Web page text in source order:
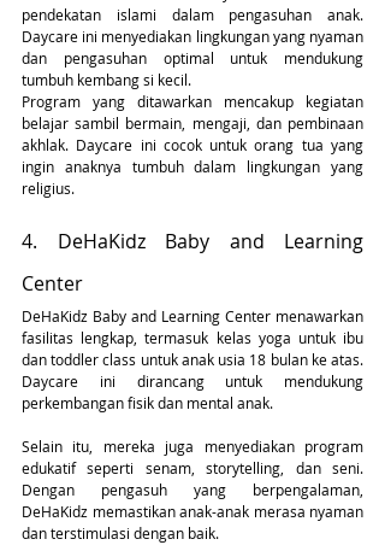
pendekatan islami dalam pengasuhan anak.
Daycare ini menyediakan lingkungan yang nyaman
dan pengasuhan optimal untuk mendukung
tumbuh kembang si kecil.
Program yang ditawarkan mencakup kegiatan
belajar sambil bermain, mengaji, dan pembinaan
akhlak. Daycare ini cocok untuk orang tua yang
ingin anaknya tumbuh dalam lingkungan yang
religius.
4. DeHaKidz Baby and Learning
Center
DeHaKidz Baby and Learning Center menawarkan
fasilitas lengkap, termasuk kelas yoga untuk ibu
dan toddler class untuk anak usia 18 bulan ke atas.
Daycare ini dirancang untuk mendukung
perkembangan fisik dan mental anak.
Selain itu, mereka juga menyediakan program
edukatif seperti senam, storytelling, dan seni.
Dengan pengasuh yang berpengalaman,
DeHaKidz memastikan anak-anak merasa nyaman
dan terstimulasi dengan baik.